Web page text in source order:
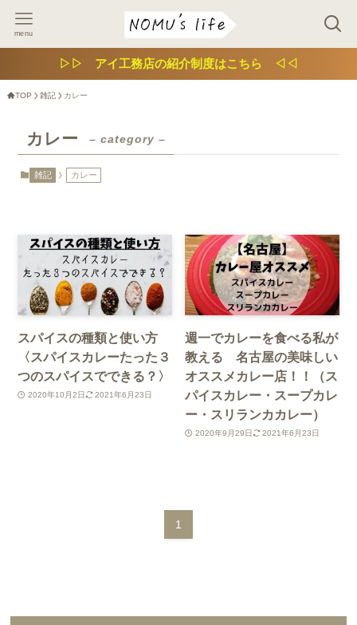
menu
▷▷ アイ工務店の紹介制度はこちら ◁◁
TOP 雑記 カレー
カレー – category –
雑記 カレー
スパイスの種類と使い方
〈スパイスカレーたった３
つのスパイスでできる？〉
2020年10月2日 2021年6月23日
週一でカレーを食べる私が
教える 名古屋の美味しい
オススメカレー店！！（ス
パイスカレー・スープカレ
ー・スリランカカレー）
2020年9月29日 2021年6月23日
1